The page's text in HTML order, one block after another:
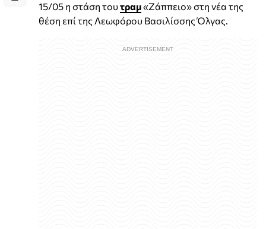
15/05 η στάση τουτραμ«Ζάππειο» στη νέα της
θέση επί της Λεωφόρου Βασιλίσσης Όλγας.